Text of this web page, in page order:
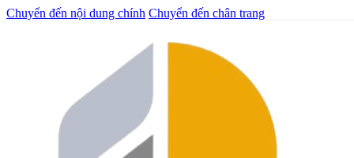
Chuyển đến nội dung chính Chuyển đến chân trang